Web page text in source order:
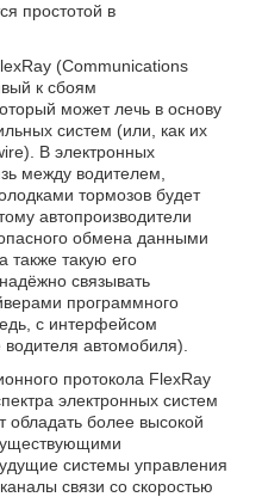
простотой в
(Communications
к сбоям
может лечь в основу
систем (или, как их
В электронных
между водителем,
тормозов будет
автопроизводители
обмена данными
также такую его
связывать
программного
с интерфейсом
автомобиля).
протокола FlexRay
электронных систем
обладать более высокой
системы управления
связи со скоростью